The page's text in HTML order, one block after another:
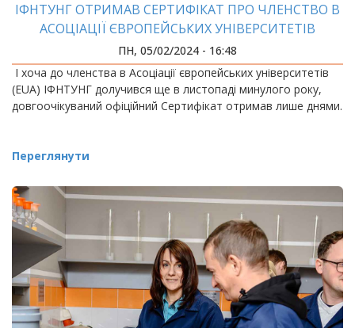
ІФНТУНГ ОТРИМАВ СЕРТИФІКАТ ПРО ЧЛЕНСТВО В
АСОЦІАЦІЇ ЄВРОПЕЙСЬКИХ УНІВЕРСИТЕТІВ
ПН, 05/02/2024 - 16:48
І хоча до членства в Асоціації європейських університетів
(EUA) ІФНТУНГ долучився ще в листопаді минулого року,
довгоочікуваний офіційний Сертифікат отримав лише днями.
Переглянути